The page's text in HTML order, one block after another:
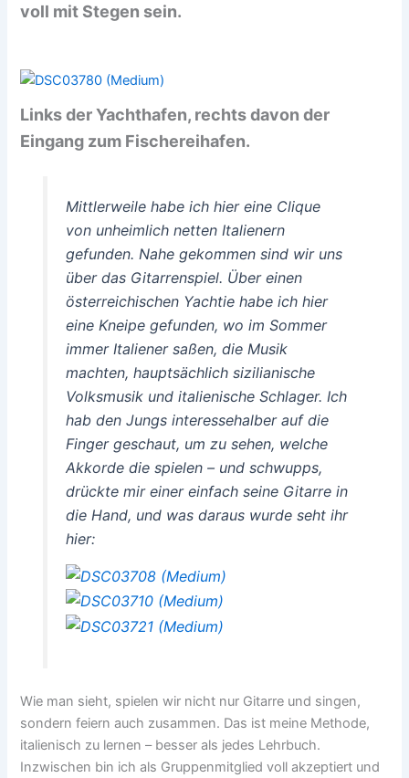
voll mit Stegen sein.
Links der Yachthafen, rechts davon der
Eingang zum Fischereihafen.
Mittlerweile habe ich hier eine Clique
von unheimlich netten Italienern
gefunden. Nahe gekommen sind wir uns
über das Gitarrenspiel. Über einen
österreichischen Yachtie habe ich hier
eine Kneipe gefunden, wo im Sommer
immer Italiener saßen, die Musik
machten, hauptsächlich sizilianische
Volksmusik und italienische Schlager. Ich
hab den Jungs interessehalber auf die
Finger geschaut, um zu sehen, welche
Akkorde die spielen – und schwupps,
drückte mir einer einfach seine Gitarre in
die Hand, und was daraus wurde seht ihr
hier:
Wie man sieht, spielen wir nicht nur Gitarre und singen,
sondern feiern auch zusammen. Das ist meine Methode,
italienisch zu lernen – besser als jedes Lehrbuch.
Inzwischen bin ich als Gruppenmitglied voll akzeptiert und